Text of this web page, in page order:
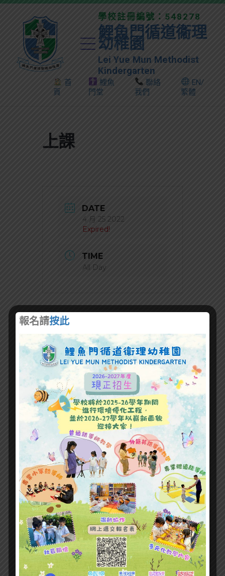
學校註冊編號：548278
鯉魚門循道衞理
幼稚園
Lei Yue Mun Methodist
Kindergarten
首
頁
鯉魚
門堂
聯絡
我們
EN/
繁體
上課
DATE
4 月 25 2022
Expired!
TIME
All Day
+ Add to Google Calendar
+ iCal / Outlook export
SHARE THIS EVENT
報名請按此